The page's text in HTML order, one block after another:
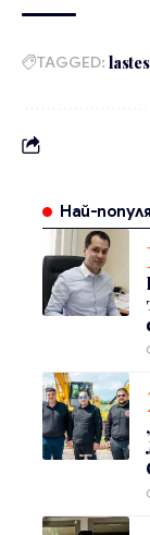
TAGGED:
Най-